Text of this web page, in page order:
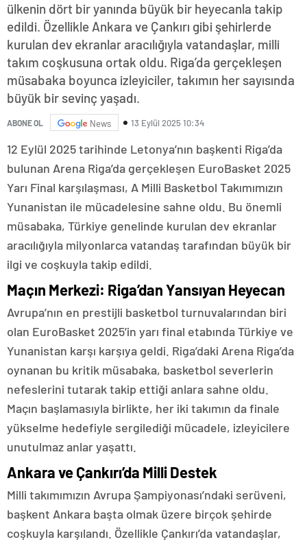
ülkenin dört bir yanında büyük bir heyecanla takip
edildi. Özellikle Ankara ve Çankırı gibi şehirlerde
kurulan dev ekranlar aracılığıyla vatandaşlar, milli
takım coşkusuna ortak oldu. Riga’da gerçekleşen
müsabaka boyunca izleyiciler, takımın her sayısında
büyük bir sevinç yaşadı.
ABONE OL News 13 Eylül 2025 10:34
12 Eylül 2025 tarihinde Letonya’nın başkenti Riga’da
bulunan Arena Riga’da gerçekleşen EuroBasket 2025
Yarı Final karşılaşması, A Milli Basketbol Takımımızın
Yunanistan ile mücadelesine sahne oldu. Bu önemli
müsabaka, Türkiye genelinde kurulan dev ekranlar
aracılığıyla milyonlarca vatandaş tarafından büyük bir
ilgi ve coşkuyla takip edildi.
Maçın Merkezi: Riga’dan Yansıyan Heyecan
Avrupa’nın en prestijli basketbol turnuvalarından biri
olan EuroBasket 2025’in yarı final etabında Türkiye ve
Yunanistan karşı karşıya geldi. Riga’daki Arena Riga’da
oynanan bu kritik müsabaka, basketbol severlerin
nefeslerini tutarak takip ettiği anlara sahne oldu.
Maçın başlamasıyla birlikte, her iki takımın da finale
yükselme hedefiyle sergilediği mücadele, izleyicilere
unutulmaz anlar yaşattı.
Ankara ve Çankırı’da Milli Destek
Milli takımımızın Avrupa Şampiyonası’ndaki serüveni,
başkent Ankara başta olmak üzere birçok şehirde
coşkuyla karşılandı. Özellikle Çankırı’da vatandaşlar,